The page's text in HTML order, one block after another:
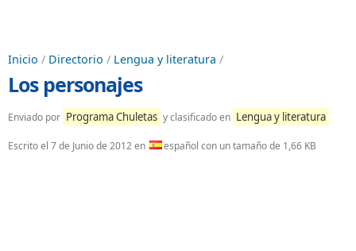
Inicio / Directorio / Lengua y literatura /
Los personajes
Enviado por Programa Chuletas y clasificado en Lengua y literatura
Escrito el 7 de Junio de 2012en español con un tamaño de 1,66 KB